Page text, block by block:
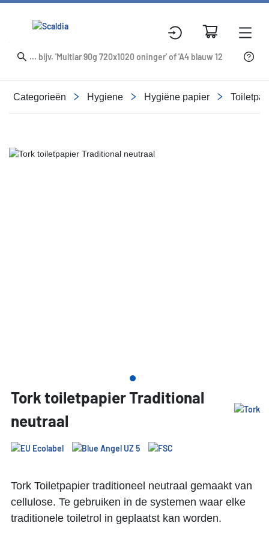
Categorieën Hygiene Hygiëne papier
Slide 1 of 1
Tork toiletpapier Traditional
neutraal
Tork Toiletpapier traditioneel neutraal gemaakt van
cellulose. Te gebruiken in de systemen waar elke
traditionele toiletrol in geplaatst kan worden.